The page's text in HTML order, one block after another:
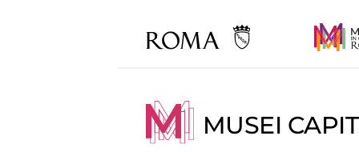
MUSEI